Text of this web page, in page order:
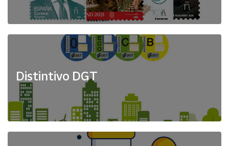
Distintivo DGT